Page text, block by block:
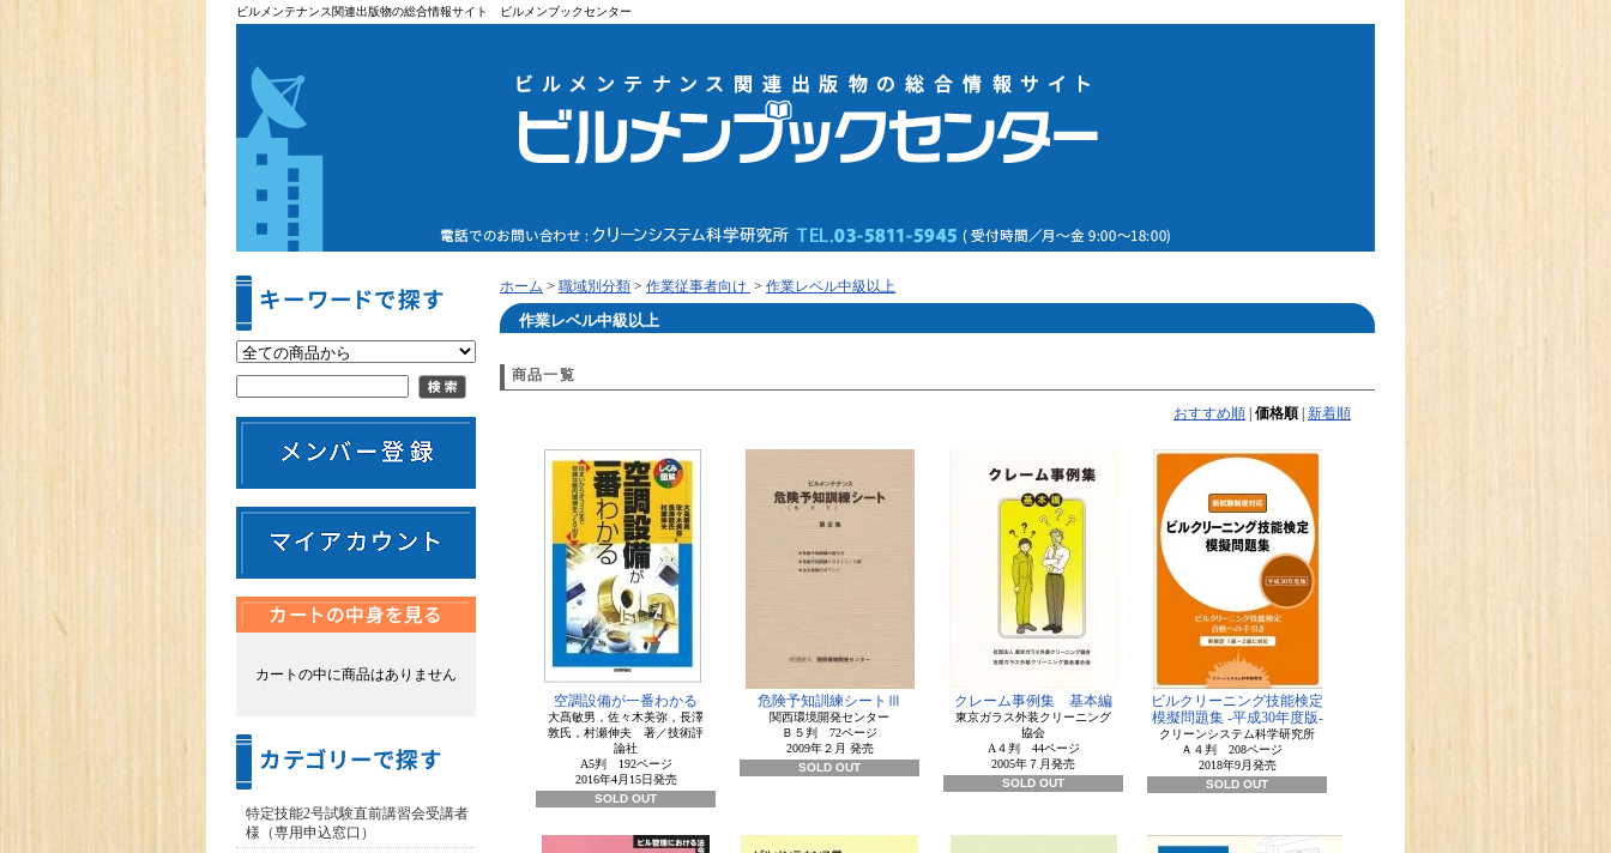
ビルメンテナンス関連出版物の総合情報サイト ビルメンブックセンター
カートの中に商品はありません
特定技能2号試験直前講習会受講者
様（専用申込窓口）
ホーム > 職域別分類 > 作業従事者向け > 作業レベル中級以上
作業レベル中級以上
商品一覧
おすすめ順 価格順 新着順
空調設備が一番わかる
大髙敏男，佐々木美弥，長澤
敦氏，村瀬伸夫 著／技術評
論社
A5判 192ページ
2016年4月15日発売
SOLD OUT
危険予知訓練シートⅢ
関西環境開発センター
Ｂ５判 72ページ
2009年２月 発売
SOLD OUT
クレーム事例集 基本編
東京ガラス外装クリーニング
協会
A４判 44ページ
2005年７月発売
SOLD OUT
ビルクリーニング技能検定
模擬問題集 -平成30年度版-
クリーンシステム科学研究所
Ａ４判 208ページ
2018年9月発売
SOLD OUT